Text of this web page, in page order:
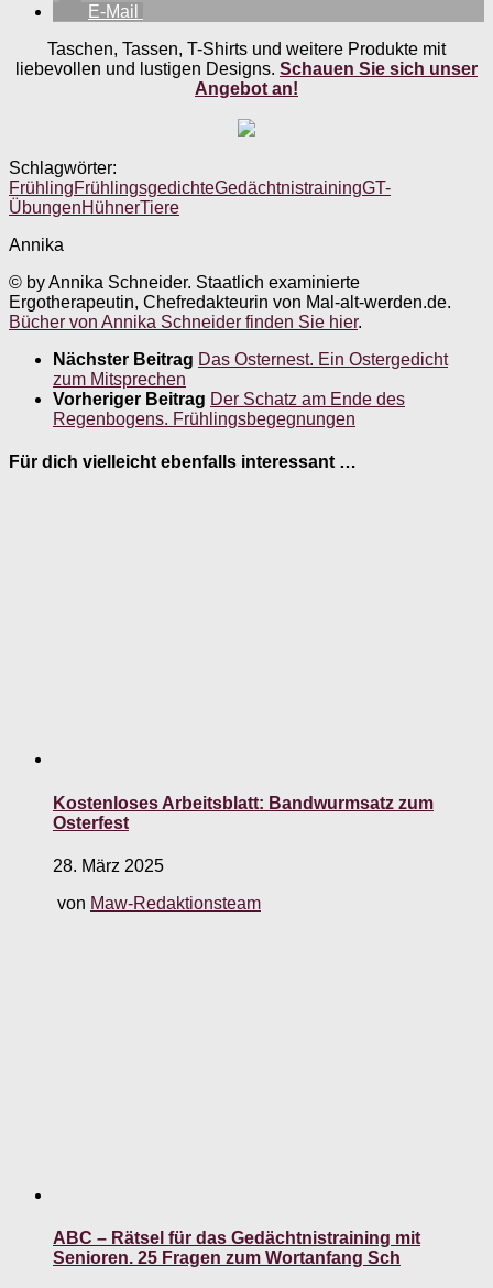
E-Mail
Taschen, Tassen, T-Shirts und weitere Produkte mit
liebevollen und lustigen Designs. Schauen Sie sich unser
Angebot an!
Schlagwörter:
FrühlingFrühlingsgedichteGedächtnistrainingGT-
ÜbungenHühnerTiere
Annika
© by Annika Schneider. Staatlich examinierte
Ergotherapeutin, Chefredakteurin von Mal-alt-werden.de.
Bücher von Annika Schneider finden Sie hier.
Nächster Beitrag Das Osternest. Ein Ostergedicht
zum Mitsprechen
Vorheriger Beitrag Der Schatz am Ende des
Regenbogens. Frühlingsbegegnungen
Für dich vielleicht ebenfalls interessant …
Kostenloses Arbeitsblatt: Bandwurmsatz zum
Osterfest
28. März 2025
von Maw-Redaktionsteam
ABC – Rätsel für das Gedächtnistraining mit
Senioren. 25 Fragen zum Wortanfang Sch